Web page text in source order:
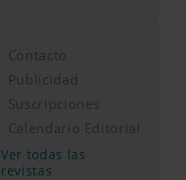
Contacto
Publicidad
Suscripciones
Calendario Editorial
Ver todas las
revistas